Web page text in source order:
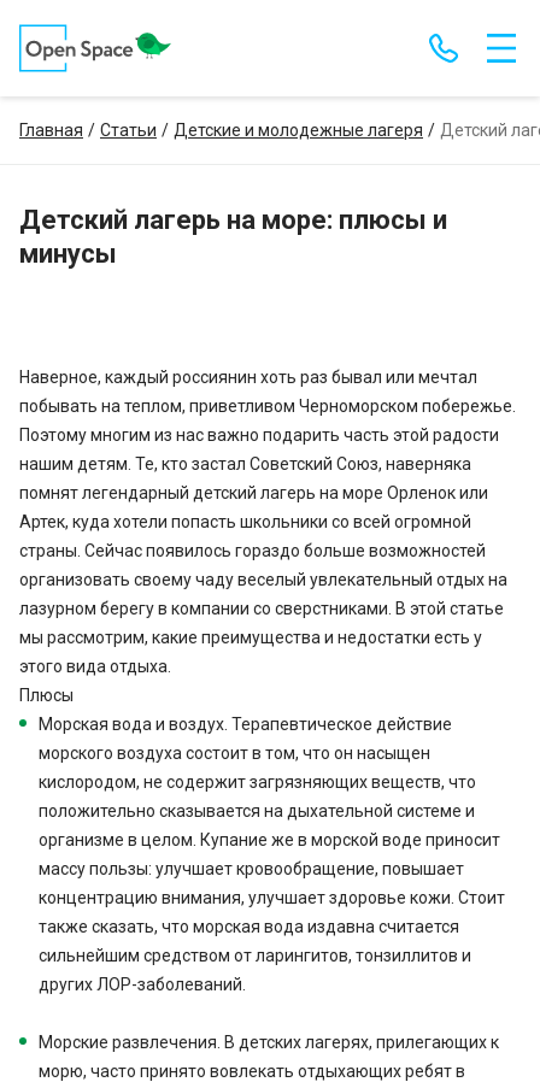
Главная Статьи Детские и молодежные лагеря Детский
Детский лагерь на море: плюсы и
минусы
Наверное, каждый россиянин хоть раз бывал или мечтал
побывать на теплом, приветливом Черноморском побережье.
Поэтому многим из нас важно подарить часть этой радости
нашим детям. Те, кто застал Советский Союз, наверняка
помнят легендарный детский лагерь на море Орленок или
Артек, куда хотели попасть школьники со всей огромной
страны. Сейчас появилось гораздо больше возможностей
организовать своему чаду веселый увлекательный отдых на
лазурном берегу в компании со сверстниками. В этой статье
мы рассмотрим, какие преимущества и недостатки есть у
этого вида отдыха.
Плюсы
Морская вода и воздух. Терапевтическое действие
морского воздуха состоит в том, что он насыщен
кислородом, не содержит загрязняющих веществ, что
положительно сказывается на дыхательной системе и
организме в целом. Купание же в морской воде приносит
массу пользы: улучшает кровообращение, повышает
концентрацию внимания, улучшает здоровье кожи. Стоит
также сказать, что морская вода издавна считается
сильнейшим средством от ларингитов, тонзиллитов и
других ЛОР-заболеваний.
Морские развлечения. В детских лагерях, прилегающих к
морю, часто принято вовлекать отдыхающих ребят в